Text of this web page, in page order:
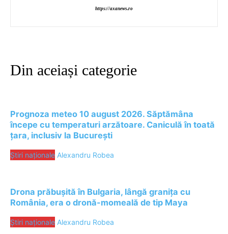
https://axanews.ro
Din aceiași categorie
Prognoza meteo 10 august 2026. Săptămâna
începe cu temperaturi arzătoare. Caniculă în toată
țara, inclusiv la București
Știri naționale Alexandru Robea
Drona prăbușită în Bulgaria, lângă granița cu
România, era o dronă-momeală de tip Maya
Știri naționale Alexandru Robea